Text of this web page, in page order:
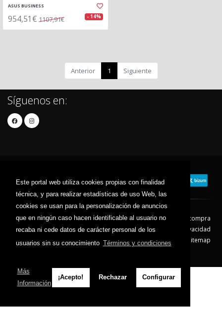
Este portal web utiliza cookies propias con finalidad
técnica, y para realizar estadísticas de uso Web, las
cookies se usan para la personalización de anuncios
que en ningún caso hacen identificable al usuario no
recaba ni cede datos de carácter personal de los
usuarios sin su conocimiento Términos y condiciones
Más
Información
¡Acepto! Rechazar Configurar
ASUS BUSINESS
954,51€ 1107,91€ - 14%
Anterior 1 Siguiente
Síguenos en:
Contacto Aviso Legal
Condiciones de compra
Política de envíos
Política de devolución
Política de Privacidad
Política de Cookies
Sitemap